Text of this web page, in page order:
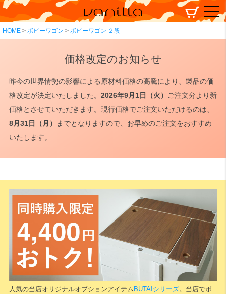
HOME ボビーワゴン ボビーワゴン ２段
検索
価格改定のお知らせ
昨今の世界情勢の影響による原材料価格の高騰により、製品の価
格改定が決定いたしました。 2026年9月1日（火）
ご注文分より新
価格とさせていただきます。現行価格でご注文いただけるのは、
8月31日（月）
までとなりますので、お早めのご注文をおすすめ
いたします。
人気の当店オリジナルオプションアイテム BUTAIシリーズ。当店でボ